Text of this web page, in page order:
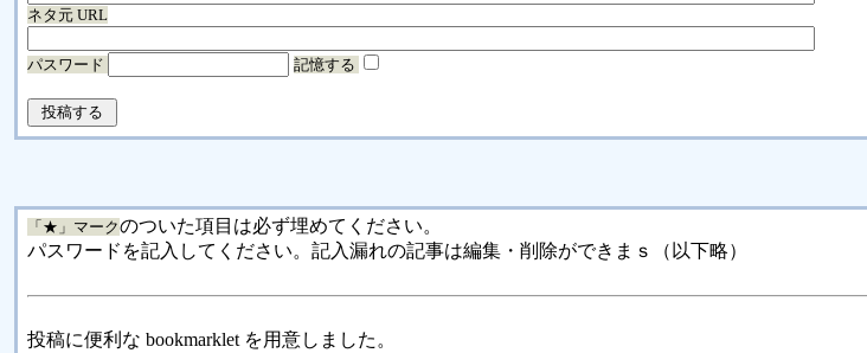
ネタ元 URL
パスワード 記憶する
「★」マークのついた項目は必ず埋めてください。
パスワードを記入してください。記入漏れの記事は編集・削除ができまｓ（以下略）
投稿に便利な bookmarklet を用意しました。